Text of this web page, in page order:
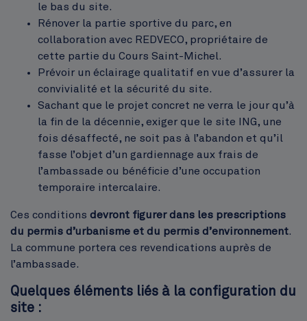
le bas du site.
Rénover la partie sportive du parc, en
collaboration avec REDVECO, propriétaire de
cette partie du Cours Saint-Michel.
Prévoir un éclairage qualitatif en vue d’assurer la
convivialité et la sécurité du site.
Sachant que le projet concret ne verra le jour qu’à
la fin de la décennie, exiger que le site ING, une
fois désaffecté, ne soit pas à l’abandon et qu’il
fasse l’objet d’un gardiennage aux frais de
l’ambassade ou bénéficie d’une occupation
temporaire intercalaire.
Ces conditions devront figurer dans les prescriptions
du permis d’urbanisme et du permis d’environnement.
La commune portera ces revendications auprès de
l’ambassade.
Quelques éléments liés à la configuration du
site :